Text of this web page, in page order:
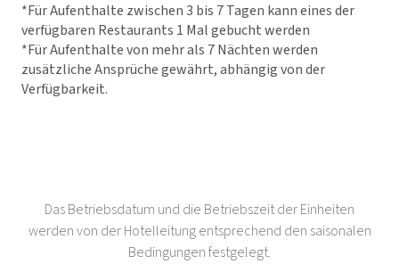
*Für Aufenthalte zwischen 3 bis 7 Tagen kann eines der
verfügbaren Restaurants 1 Mal gebucht werden
*Für Aufenthalte von mehr als 7 Nächten werden
zusätzliche Ansprüche gewährt, abhängig von der
Verfügbarkeit.
Das Betriebsdatum und die Betriebszeit der Einheiten
werden von der Hotelleitung entsprechend den saisonalen
Bedingungen festgelegt.